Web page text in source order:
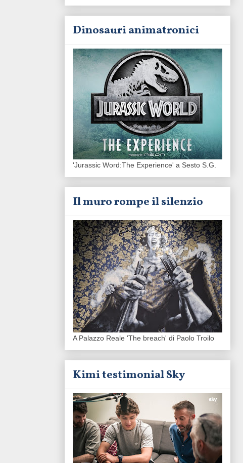
Dinosauri animatronici
'Jurassic Word:The Experience' a Sesto S.G.
Il muro rompe il silenzio
A Palazzo Reale 'The breach' di Paolo Troilo
Kimi testimonial Sky